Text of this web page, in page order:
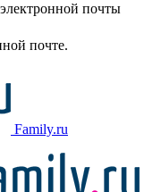
почты
почте.
Family.ru